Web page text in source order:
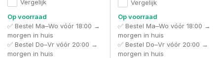
Vergelijk
Op voorraad
✅ Bestel Ma–Wo vóór 18:00 →
morgen in huis
✅ Bestel Do–Vr vóór 20:00 →
morgen in huis
Vergelijk
Op voorraad
✅ Bestel Ma–Wo vóór 18:00 →
morgen in huis
✅ Bestel Do–Vr vóór 20:00 →
morgen in huis